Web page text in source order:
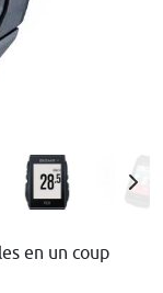
en un coup